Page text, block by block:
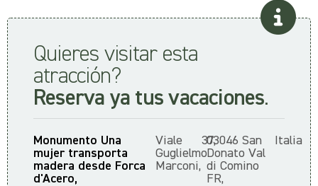
Quieres visitar esta
atracción?
Reserva ya tus vacaciones.
Monumento Una
mujer transporta
madera desde Forca
d'Acero,
Viale
Guglielmo
Marconi,
37,
03046 San
Donato Val
di Comino
FR,
Italia